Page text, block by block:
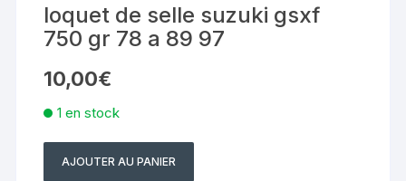
loquet de selle suzuki gsxf
750 gr 78 a 89 97
10,00€
1 en stock
quantité
AJOUTER AU PANIER